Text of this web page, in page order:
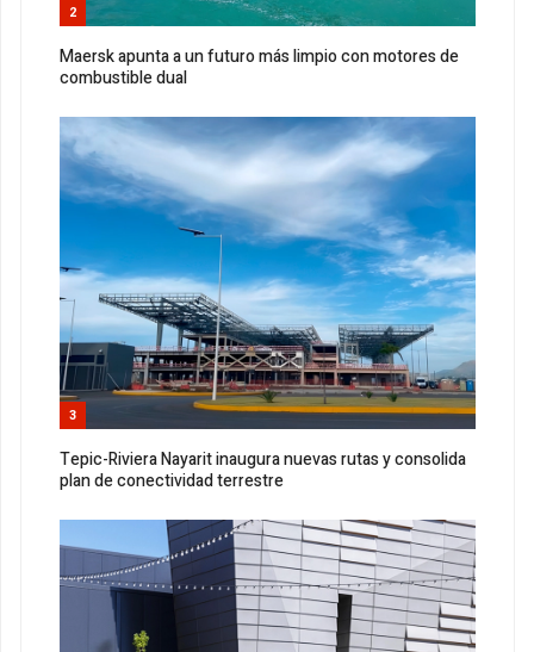
2
Maersk apunta a un futuro más limpio con motores de
combustible dual
3
Tepic-Riviera Nayarit inaugura nuevas rutas y consolida
plan de conectividad terrestre